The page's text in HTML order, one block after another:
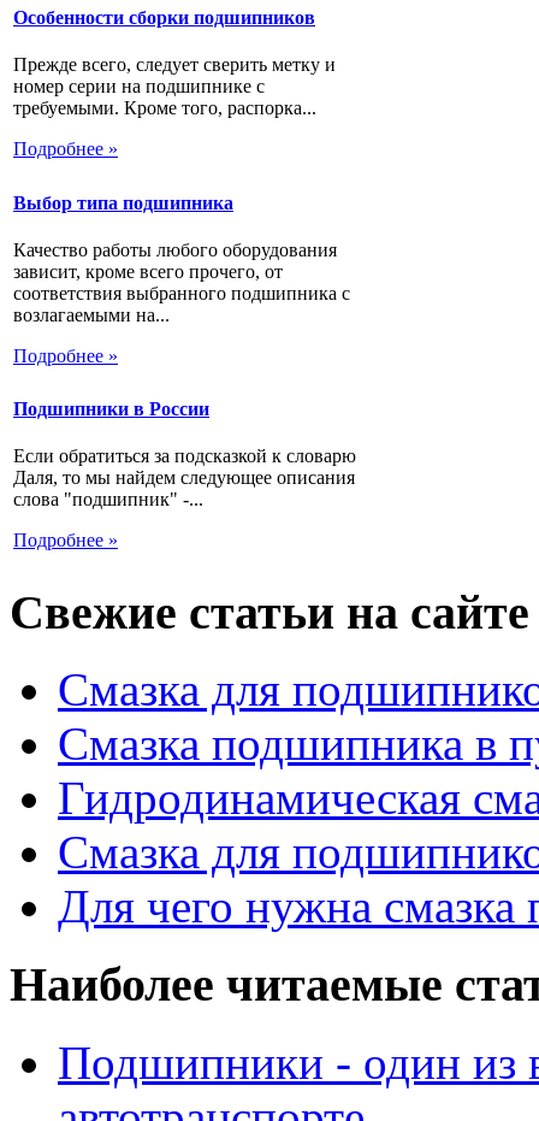
Особенности сборки подшипников
Прежде всего, следует сверить метку и
номер серии на подшипнике с
требуемыми. Кроме того, распорка...
Подробнее »
Выбор типа подшипника
Качество работы любого оборудования
зависит, кроме всего прочего, от
соответствия выбранного подшипника с
возлагаемыми на...
Подробнее »
Подшипники в России
Если обратиться за подсказкой к словарю
Даля, то мы найдем следующее описания
слова "подшипник" -...
Подробнее »
Свежие статьи на сайте
Смазка для
Смазка подшипника в
Гидродинамическая
Смазка для
Для чего нужна
Наиболее читаемые
Подшипники - один из